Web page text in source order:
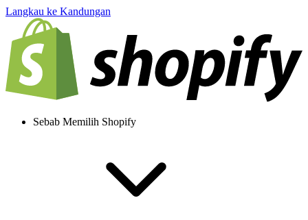
Langkau ke Kandungan
Sebab Memilih Shopify